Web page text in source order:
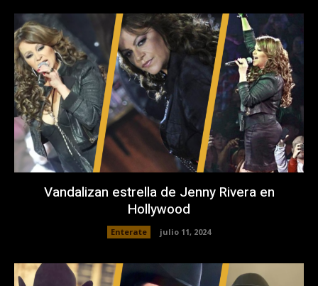
Vandalizan estrella de Jenny Rivera en
Hollywood
Enterate julio 11, 2024